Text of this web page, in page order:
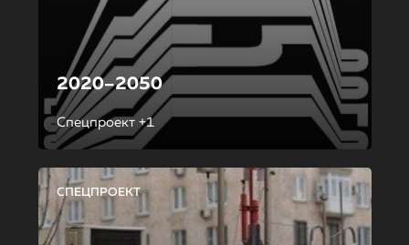
2020–2050
Спецпроект +1
СПЕЦПРОЕКТ